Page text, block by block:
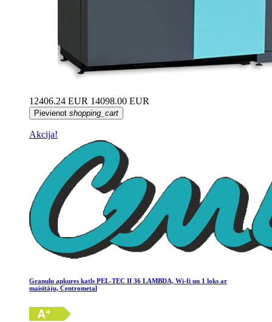
12406.24 EUR 14098.00 EUR
Pievienot shopping_cart
Akcija!
Granulu apkures katls PEL-TEC II 36 LAMBDA, Wi-fi un 1 loks ar
maisītāju, Centrometal